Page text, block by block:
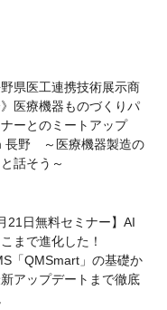
野県医工連携技術展示商
医療機器ものづくりパ
ーとのミートアップ
長野 ～医療機器製造の
話そう～
21日無料セミナー】AI
まで進化した！
「QMSmart」の基礎か
アップデートまで徹底